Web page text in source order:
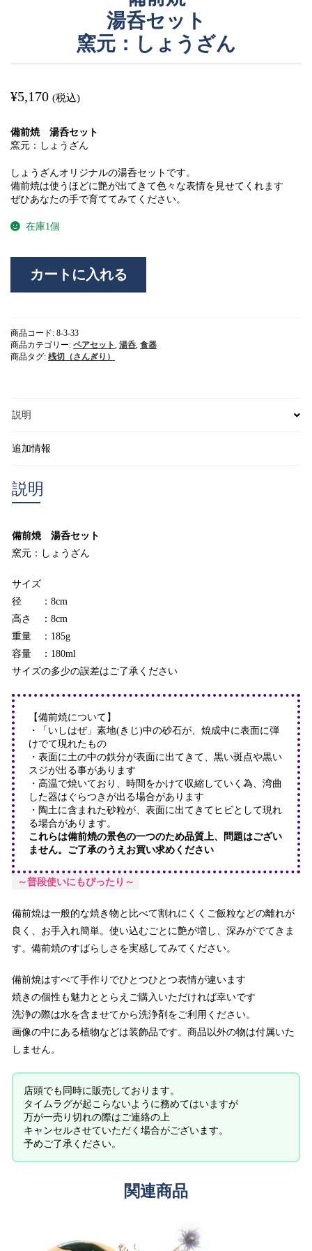
湯呑セット
窯元：しょうざん
¥5,170 (税込)
備前焼 湯呑セット
窯元：しょうざん
しょうざんオリジナルの湯呑セットです。
備前焼は使うほどに艶が出てきて色々な表情を見せてくれます
ぜひあなたの手で育ててみてください。
在庫1個
セ
ッ
ト
ょ
う
ん
カートに入れる
商品コード: 8-3-33
商品カテゴリー: ペアセット 湯呑 食器
商品タグ: 桟切（さんぎり）
説明
追加情報
説明
備前焼 湯呑セット
窯元：しょうざん
サイズ
径 ：8cm
高さ ：8cm
重量 ：185g
容量 ：180ml
サイズの多少の誤差はご了承ください
【備前焼について】
・「いしはぜ」素地(きじ)中の砂石が、焼成中に表面に弾
けでて現れたもの
・表面に土の中の鉄分が表面に出てきて、黒い斑点や黒い
スジが出る事があります
・高温で焼いており、時間をかけて収縮していく為、湾曲
した器はぐらつきが出る場合があります
・陶土に含まれた砂粒が、表面に出てきてヒビとして現れ
る場合があります。
これらは備前焼の景色の一つのため品質上、問題はござい
ません。ご了承のうえお買い求めください
～普段使いにもぴったり～
備前焼は一般的な焼き物と比べて割れにくくご飯粒などの離れが
良く、お手入れ簡単。使い込むごとに艶が増し、深みがでてきま
す。 備前焼のすばらしさを実感してみてください。
備前焼はすべて手作りでひとつひとつ表情が違います
焼きの個性も魅力ととらえご購入いただければ幸いです
洗浄の際は水を含ませてから洗浄剤をご利用ください。
画像の中にある植物などは装飾品です。商品以外の物は付属いた
しません。
店頭でも同時に販売しております。
タイムラグが起こらないように務めてはいますが
万が一売り切れの際はご連絡の上
キャンセルさせていただく場合がございます。
予めご了承ください。
関連商品